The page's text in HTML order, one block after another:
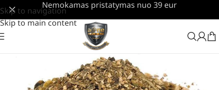
Skip to navigation
Skip to main content
Nemokamas pristatymas nuo 39 eur